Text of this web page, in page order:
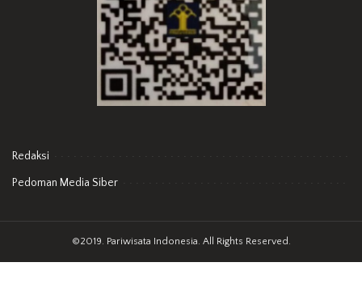
Redaksi
Pedoman Media Siber
©2019. Pariwisata Indonesia. All Rights Reserved.